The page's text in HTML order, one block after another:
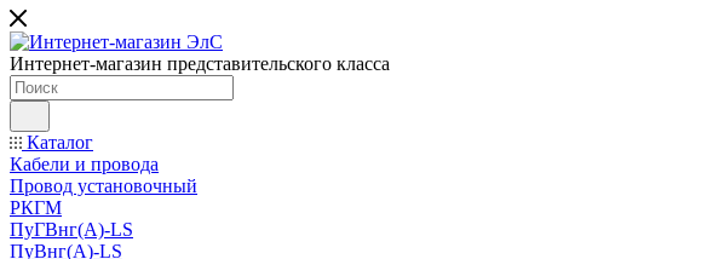
Интернет-магазин представительского класса
Каталог
Кабели и провода
Провод установочный
РКГМ
ПуГВнг(А)-LS
ПуВнг(А)-LS